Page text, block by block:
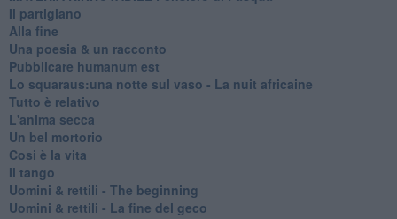
Il partigiano
Alla fine
Una poesia & un racconto
Pubblicare humanum est
Lo squaraus:una notte sul vaso - La nuit africaine
Tutto è relativo
L'anima secca
Un bel mortorio
Cosi è la vita
Il tango
​Uomini & rettili - The beginning
​Uomini & rettili - La fine del geco